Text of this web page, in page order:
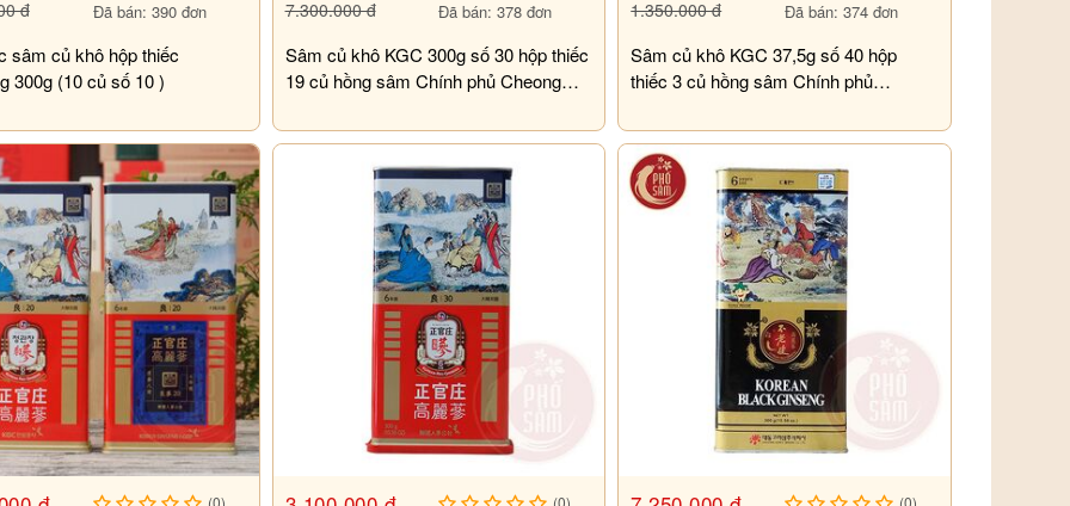
đ Đã bán: 390 đơn
sâm củ khô hộp thiếc
300g (10 củ số 10 )
7.300.000 đ Đã bán: 378 đơn
Sâm củ khô KGC 300g số 30 hộp thiếc
19 củ hồng sâm Chính phủ Cheong
1.350.000 đ Đã bán: 374 đơn
Sâm củ khô KGC 37,5g số 40 hộp
thiếc 3 củ hồng sâm Chính phủ
(0) (0) (0)